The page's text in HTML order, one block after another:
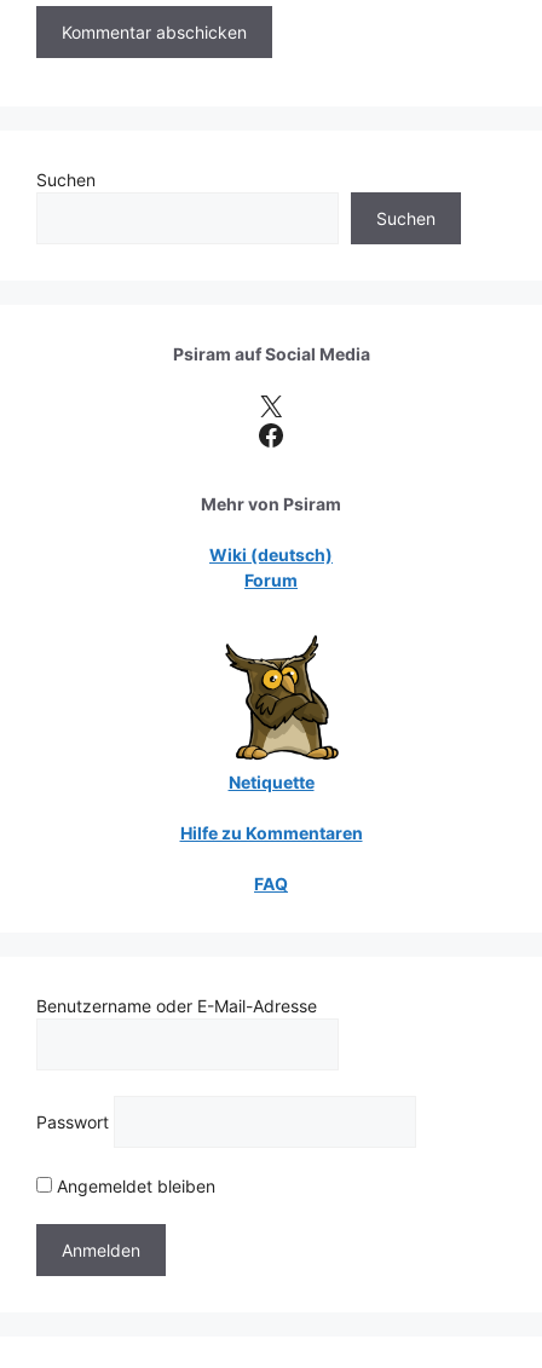
Suchen
Suchen
Psiram aufSocial Media
X
Facebook
Mehr von Psiram
Wiki (deutsch)
Forum
Netiquette
Hilfe zu Kommentaren
FAQ
Benutzername oder E-Mail-Adresse
Passwort
Angemeldet bleiben